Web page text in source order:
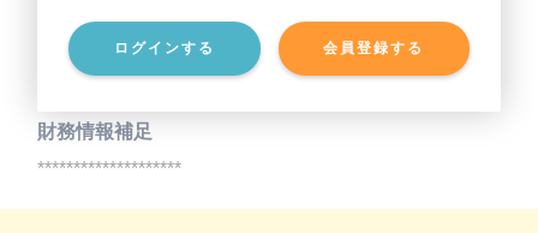
ログインする 会員登録する
事業負債 ********************
財務情報補足
********************